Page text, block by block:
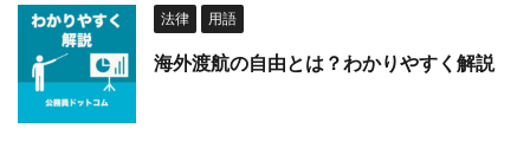
法律 用語
海外渡航の自由とは？わかりやすく解説